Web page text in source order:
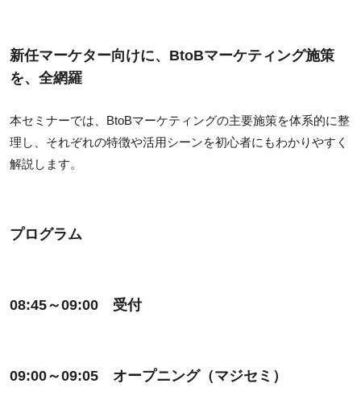
新任マーケター向けに、BtoBマーケティング施策
を、全網羅
本セミナーでは、BtoBマーケティングの主要施策を体系的に整
理し、それぞれの特徴や活用シーンを初心者にもわかりやすく
解説します。
プログラム
08:45～09:00 受付
09:00～09:05 オープニング（マジセミ）